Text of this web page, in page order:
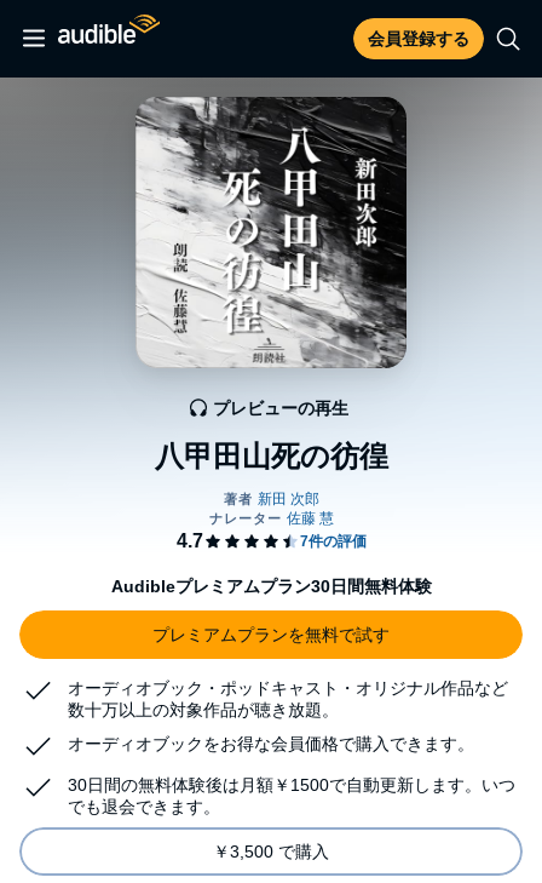
会員登録する
八甲田山死の彷徨
プレビューの再生
Audibleプレミアムプラン30日間無料体験
プレミアムプランを無料で試す
オーディオブック・ポッドキャスト・オリジナル作品など
数十万以上の対象作品が聴き放題。
オーディオブックをお得な会員価格で購入できます。
30日間の無料体験後は月額￥1500で自動更新します。いつ
でも退会できます。
￥3,500 で購入